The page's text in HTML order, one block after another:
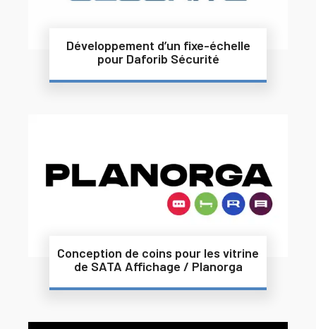
Développement d’un fixe-échelle
pour Daforib Sécurité
Conception de coins pour les vitrine
de SATA Affichage / Planorga